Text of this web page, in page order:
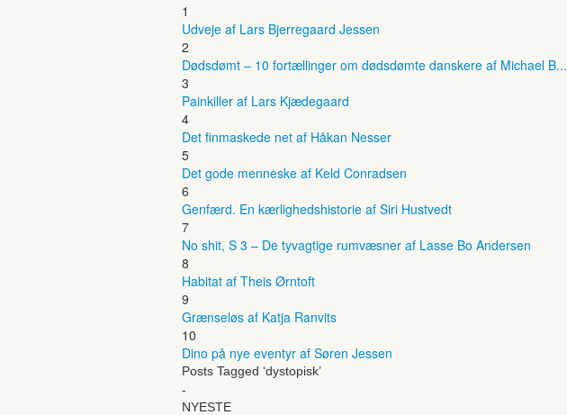
1
Udveje af Lars Bjerregaard Jessen
2
Dødsdømt – 10 fortællinger om dødsdømte danskere af Michael B...
3
Painkiller af Lars Kjædegaard
4
Det finmaskede net af Håkan Nesser
5
Det gode menneske af Keld Conradsen
6
Genfærd. En kærlighedshistorie af Siri Hustvedt
7
No shit, S 3 – De tyvagtige rumvæsner af Lasse Bo Andersen
8
Habitat af Theis Ørntoft
9
Grænseløs af Katja Ranvits
10
Dino på nye eventyr af Søren Jessen
Posts Tagged ‘dystopisk’
-
NYESTE